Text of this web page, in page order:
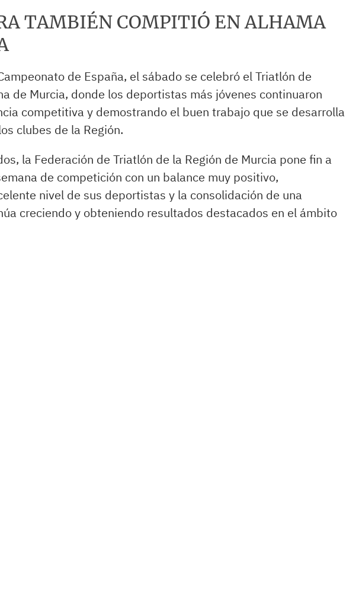
TAMBIÉN COMPITIÓ EN ALHAMA
de España, el sábado se celebró el Triatlón de
de Murcia, donde los deportistas más jóvenes continuaron
competitiva y demostrando el buen trabajo que se desarrolla
clubes de la Región.
la Federación de Triatlón de la Región de Murcia pone fin a
de competición con un balance muy positivo,
nivel de sus deportistas y la consolidación de una
creciendo y obteniendo resultados destacados en el ámbito